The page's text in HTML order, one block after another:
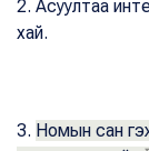
2. Асуултаа
хай.
3. Номын сан